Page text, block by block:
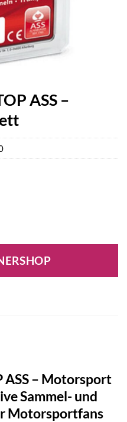
ASS –
ASS – Motorsport
Sammel- und
Motorsportfans